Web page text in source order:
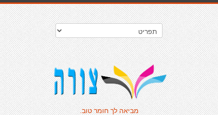
מביאה לך חומר טוב.